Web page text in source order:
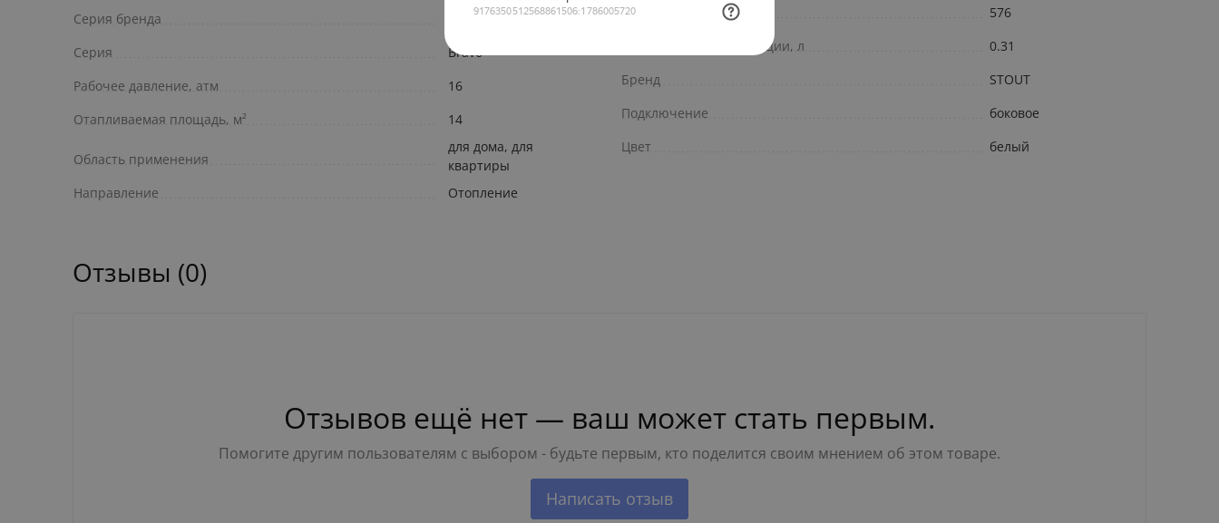
Серия бренда
Bravo (STOUT)
Серия
Bravo
Рабочее давление, атм
16
Отапливаемая площадь, м²
14
Область применения
для дома, для
квартиры
Направление
Отопление
Высота, мм
576
Внутренний объем секции, л
0.31
Бренд
STOUT
Подключение
боковое
Цвет
белый
Отзывы (0)
Отзывов ещё нет — ваш может стать первым.
Помогите другим пользователям с выбором - будьте первым, кто поделится своим мнением об этом товаре.
Написать отзыв